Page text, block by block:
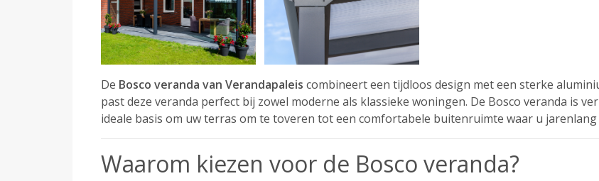
De Bosco veranda van Verandapaleis combineert een tijdloos design met een sterke
past deze veranda perfect bij zowel moderne als klassieke woningen. De Bosco veranda is
ideale basis om uw terras om te toveren tot een comfortabele buitenruimte waar u
Waarom kiezen voor de Bosco veranda?